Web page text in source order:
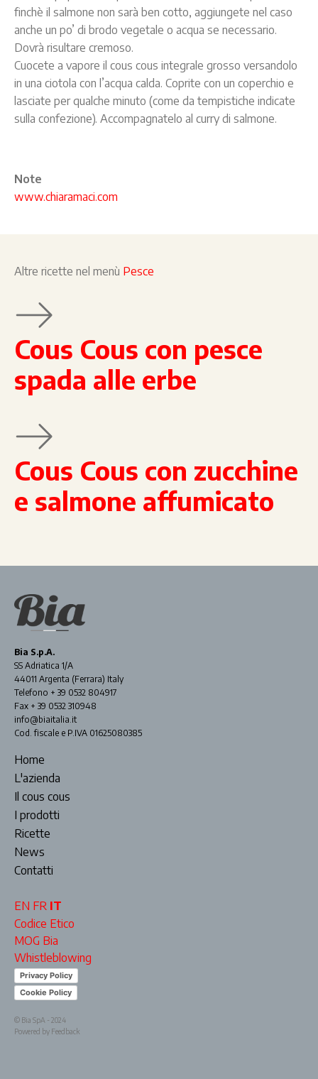
finchè il salmone non sarà ben cotto, aggiungete nel caso
anche un po’ di brodo vegetale o acqua se necessario.
Dovrà risultare cremoso.
Cuocete a vapore il cous cous integrale grosso versandolo
in una ciotola con l’acqua calda. Coprite con un coperchio e
lasciate per qualche minuto (come da tempistiche indicate
sulla confezione). Accompagnatelo al curry di salmone.
Note
www.chiaramaci.com
Altre ricette nel menù Pesce
Cous Cous con pesce
spada alle erbe
Cous Cous con zucchine
e salmone affumicato
Bia S.p.A.
SS Adriatica 1/A
44011 Argenta (Ferrara) Italy
Telefono + 39 0532 804917
Fax + 39 0532 310948
info@biaitalia.it
Cod. fiscale e P.IVA 01625080385
Home
L'azienda
Il cous cous
I prodotti
Ricette
News
Contatti
EN FR IT
Codice Etico
MOG Bia
Whistleblowing
Privacy Policy
Cookie Policy
© Bia SpA - 2024
Powered by Feedback